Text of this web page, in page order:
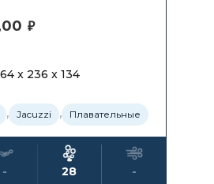
₽
x 236 x 134
, Jacuzzi , Плавательные
- 28 -